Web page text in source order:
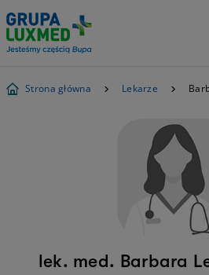
Strona główna Lekarze
lek. med. Barbara